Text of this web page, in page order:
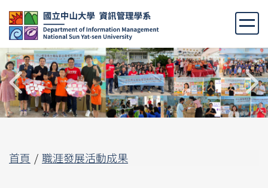
跳
到
主
要
內
容
區
首頁 職涯發展活動成果